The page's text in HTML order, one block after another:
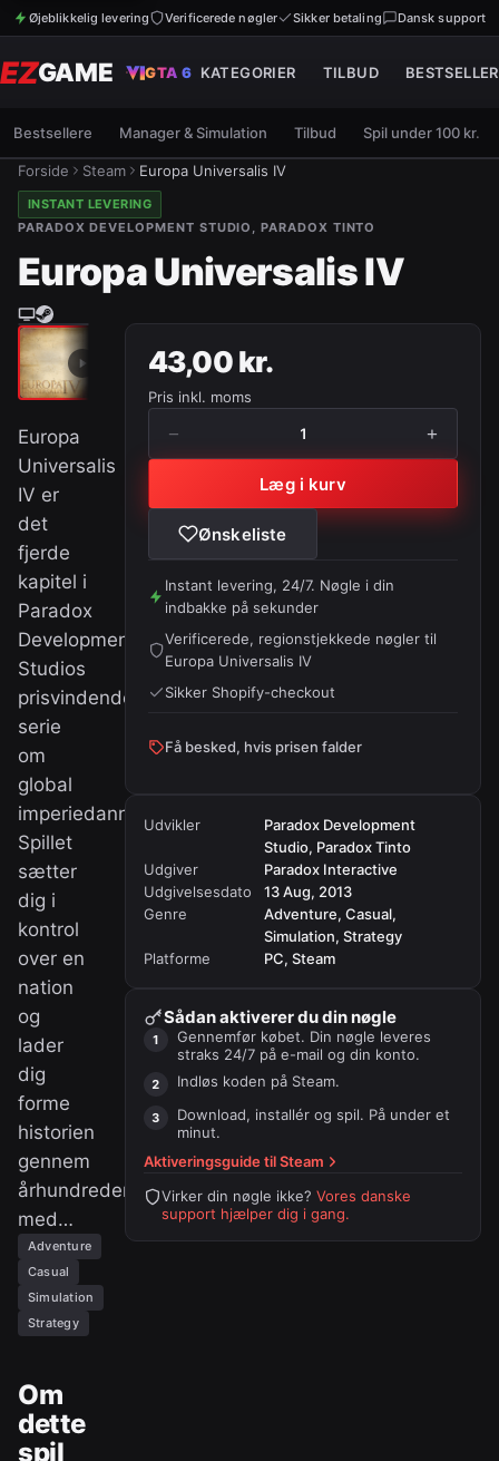
Øjeblikkelig levering Verificerede nøgler Sikker betaling Dansk support
EZGAME GTA 6 KATEGORIER TILBUD
Bestsellere Manager & Simulation Tilbud Spil under 100 kr.
Forside Steam Europa Universalis IV
INSTANT LEVERING
PARADOX DEVELOPMENT STUDIO, PARADOX TINTO
Europa Universalis IV
Europa
Universalis
IV er
det
fjerde
kapitel i
Paradox
Development
Studios
prisvindende
serie
om
global
imperiedannelse.
Spillet
sætter
dig i
kontrol
over en
nation
og
lader
dig
forme
historien
gennem
århundreder
med…
Adventure
Casual
Simulation
Strategy
43,00 kr.
Pris inkl. moms
− 1 +
Læg i kurv
Ønskeliste
Instant levering, 24/7. Nøgle i din
indbakke på sekunder
Verificerede, regionstjekkede nøgler til
Europa Universalis IV
Sikker Shopify-checkout
Få besked, hvis prisen falder
Udvikler
Paradox Development
Studio, Paradox Tinto
Udgiver
Paradox Interactive
Udgivelsesdato
13 Aug, 2013
Genre
Adventure, Casual,
Simulation, Strategy
Platforme
PC, Steam
Sådan aktiverer du din nøgle
Gennemfør købet. Din nøgle leveres
straks 24/7 på e-mail og din konto.
Indløs koden på Steam.
Download, installér og spil. På under et
minut.
Aktiveringsguide tilSteam
Virker din nøgle ikke? Vores danske
support hjælper dig i gang.
Om
dette
spil